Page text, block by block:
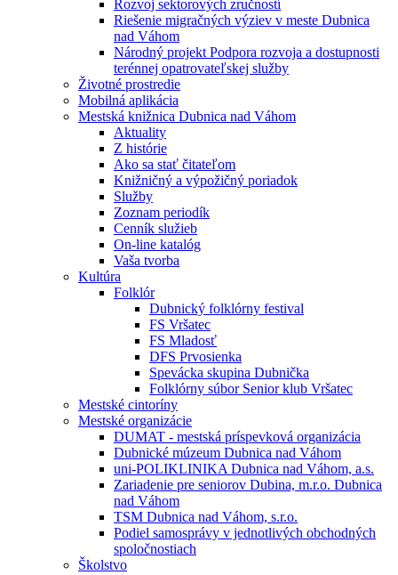
Rozvoj sektorových zručností
Riešenie migračných výziev v meste Dubnica
nad Váhom
Národný projekt Podpora rozvoja a dostupnosti
terénnej opatrovateľskej služby
Životné prostredie
Mobilná aplikácia
Mestská knižnica Dubnica nad Váhom
Aktuality
Z histórie
Ako sa stať čitateľom
Knižničný a výpožičný poriadok
Služby
Zoznam periodík
Cenník služieb
On-line katalóg
Vaša tvorba
Kultúra
Folklór
Dubnický folklórny festival
FS Vršatec
FS Mladosť
DFS Prvosienka
Spevácka skupina Dubnička
Folklórny súbor Senior klub Vršatec
Mestské cintoríny
Mestské organizácie
DUMAT - mestská príspevková organizácia
Dubnické múzeum Dubnica nad Váhom
uni-POLIKLINIKA Dubnica nad Váhom, a.s.
Zariadenie pre seniorov Dubina, m.r.o. Dubnica
nad Váhom
TSM Dubnica nad Váhom, s.r.o.
Podiel samosprávy v jednotlivých obchodných
spoločnostiach
Školstvo